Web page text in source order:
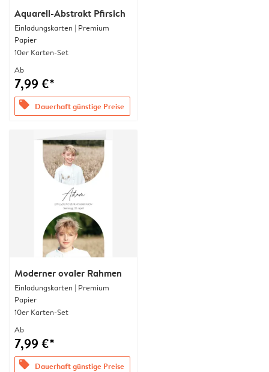
Aquarell-Abstrakt Pfirsich
Einladungskarten | Premium
Papier
10er Karten-Set
Ab
7,99 €*
offers Dauerhaft günstige Preise
Moderner ovaler Rahmen
Einladungskarten | Premium
Papier
10er Karten-Set
Ab
7,99 €*
offers Dauerhaft günstige Preise